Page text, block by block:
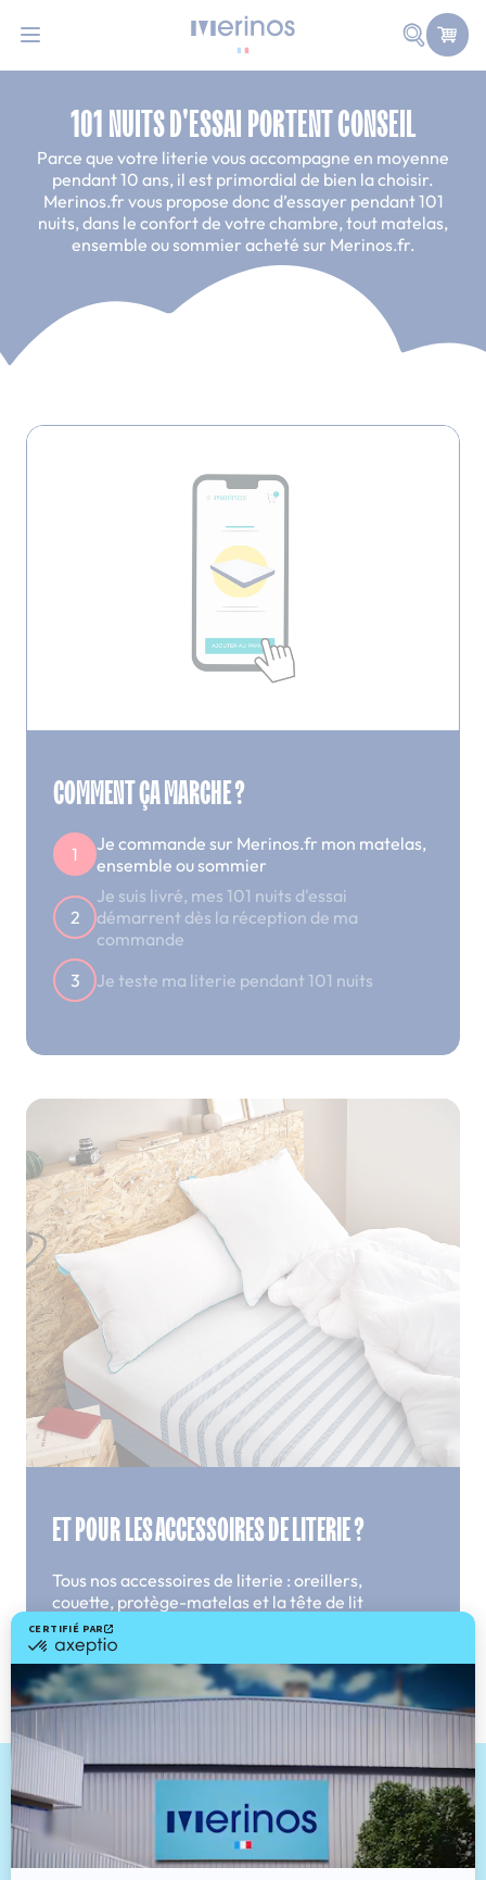
Faire
Accueil 101 nuits d'essai
101 NUITS D'ESSAI PORTENT CONSEIL
Parce que votre literie vous accompagne en moyenne
pendant 10 ans, il est primordial de bien la choisir.
Merinos.fr vous propose donc d’essayer pendant 101
nuits, dans le confort de votre chambre, tout matelas,
ensemble ou sommier acheté sur Merinos.fr.
COMMENT ÇA MARCHE ?
1
Je commande sur Merinos.fr mon matelas,
ensemble ou sommier
2
Je suis livré, mes 101 nuits d'essai
démarrent dès la réception de ma
commande
3
Je teste ma literie pendant 101 nuits
ET POUR LES ACCESSOIRES DE LITERIE ?
Tous nos accessoires de literie : oreillers,
couette, protège-matelas et la tête de lit
Melty bénéficient d'une politique de
retour standard de 14 jours.
LA MAGIE N'A PAS OPÉRÉ ?
Vous avez testé notre literie et au cours de vos 101 nuits